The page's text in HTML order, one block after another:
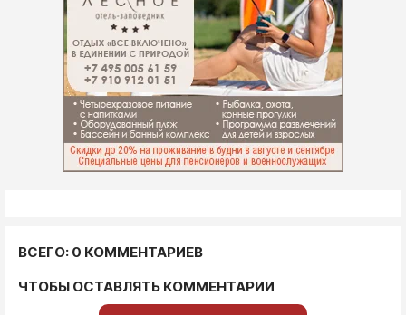
ВСЕГО: 0 КОММЕНТАРИЕВ
ЧТОБЫ ОСТАВЛЯТЬ КОММЕНТАРИИ